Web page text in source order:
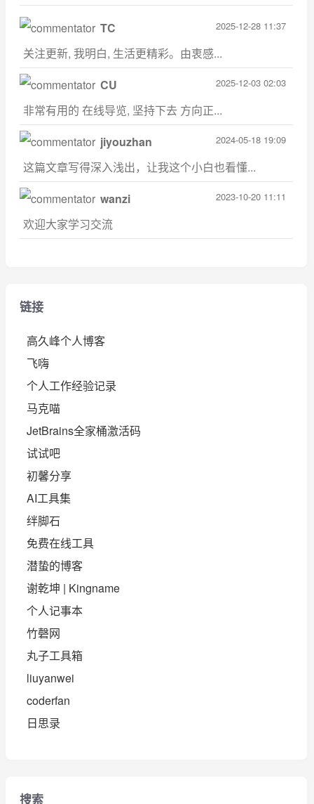
TC 2025-12-28 11:37
关注更新, 我明白, 生活更精彩。由衷感...
CU
2025-12-03 02:03
非常有用的 在线导览, 坚持下去 方向正...
jiyouzhan
2024-05-18 19:09
这篇文章写得深入浅出，让我这个小白也看懂...
wanzi
2023-10-20 11:11
欢迎大家学习交流
链接
高久峰个人博客
飞嗨
个人工作经验记录
马克喵
JetBrains全家桶激活码
试试吧
初馨分享
AI工具集
绊脚石
免费在线工具
潜蛰的博客
谢乾坤 | Kingname
个人记事本
竹磬网
丸子工具箱
liuyanwei
coderfan
日思录
搜索